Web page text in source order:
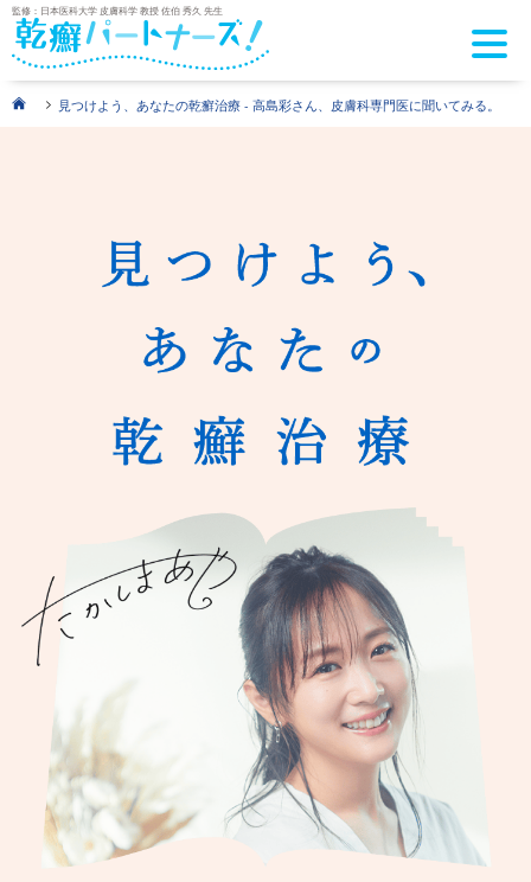
監修：日本医科大学 皮膚科学 教授 佐伯 秀久 先生
> 見つけよう、あなたの乾癬治療 - 高島彩さん、皮膚科専門医に聞いてみる。